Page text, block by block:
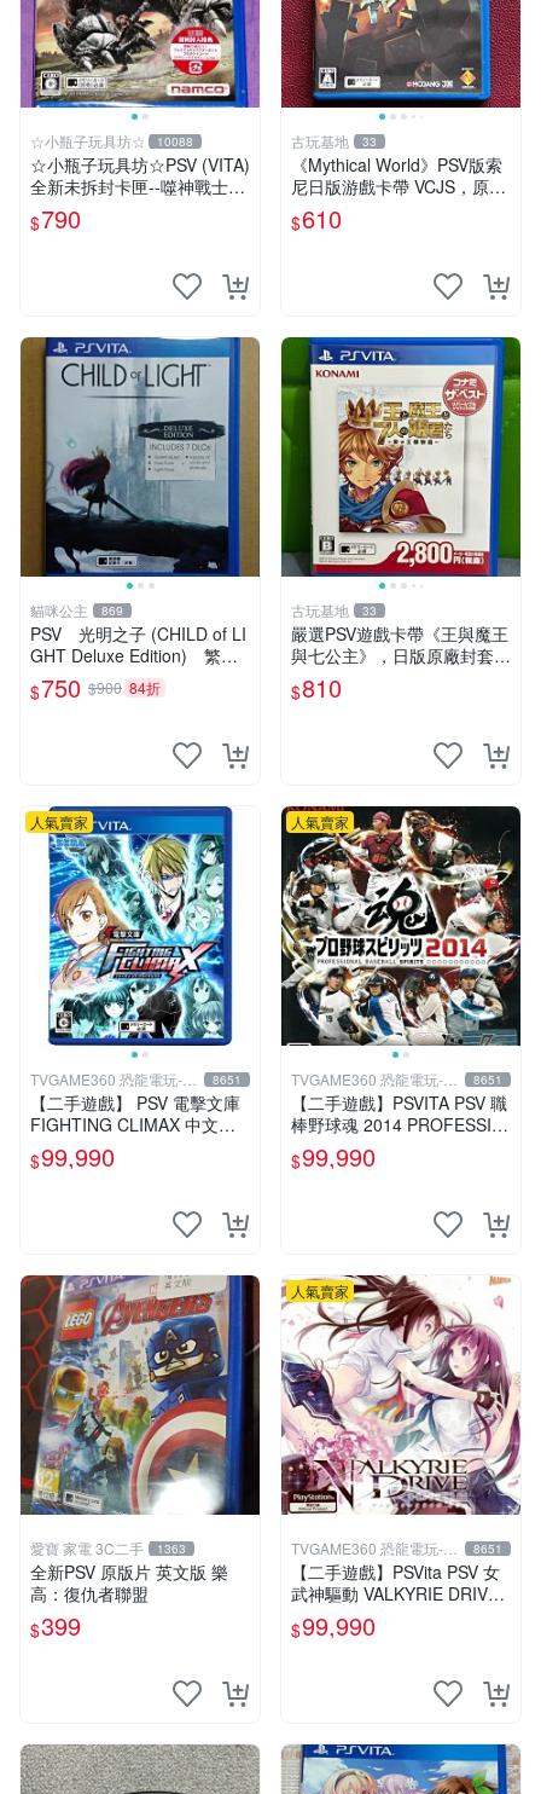
☆小瓶子玩具坊☆ 10088
☆小瓶子玩具坊☆PSV (VITA)
全新未拆封卡匣--噬神戰士2
《噬神者2》(日版)
$790
古玩基地 33
《Mythical World》PSV版索
尼日版游戲卡帶 VCJS，原裝
進口帶全盒說明書，支持主機
運行。Mythical World PSV
$610
貓咪公主 869
PSV 光明之子 (CHILD of LI
GHT Deluxe Edition) 繁體
中文版 二手品
$750 $900 84折
古玩基地 33
嚴選PSV遊戲卡帶《王與魔王
與七公主》，日版原廠封套，
雙面精美封面，實測暢玩無障
礙。久藏家中，輕微使用痕
估。古董級遊戲限量收
$810
人氣賣家
TVGAME360 恐龍電玩-台
中店
8651
【二手遊戲】 PSV 電擊文庫
FIGHTING CLIMAX 中文版
【台中恐龍電玩】
$99,990
人氣賣家
TVGAME360 恐龍電玩-台
中店
8651
【二手遊戲】PSVITA PSV 職
棒野球魂 2014 PROFESSIO
NAL BASEBALL 2014 日文
版
$99,990
愛寶 家電 3C二手 1363
全新PSV 原版片 英文版 樂
高：復仇者聯盟
$399
人氣賣家
TVGAME360 恐龍電玩-台
中店
8651
【二手遊戲】PSVita PSV 女
武神驅動 VALKYRIE DRIVE
日文版【台中恐龍電玩】
$99,990